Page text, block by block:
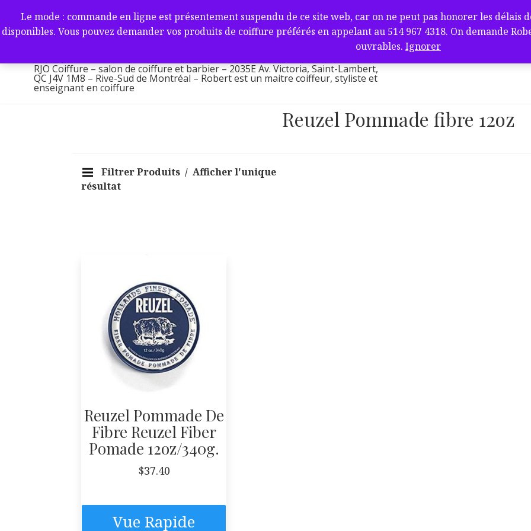
Le mode : commande en ligne est présentement suspendu de ce site web, car on ne peut pas honorer les
disponibles. Vous pouvez demander vos produits de coiffure préférés en appelant au 514 967 4318. On demande
ouvrables. Ignorer
contenu
RJO Coiffure – salon de coiffure et barbier
-2035E Av. Victoria, Saint-Lambert, QC J4V
RJO Coiffure – salon de coiffure et barbier – 2035E Av. Victoria, Saint-Lambert,
QC J4V 1M8 – Rive-Sud de Montréal – Robert est un maitre coiffeur, styliste et
enseignant en coiffure
Reuzel Pommade fibre 12oz
Filtrer Produits
Afficher l'unique
résultat
Reuzel Pommade De
Fibre Reuzel Fiber
Pomade 12oz/340g.
$37.40
Vue Rapide